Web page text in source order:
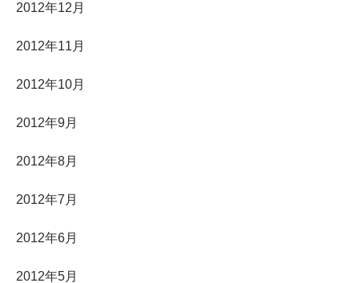
2012年12月
2012年11月
2012年10月
2012年9月
2012年8月
2012年7月
2012年6月
2012年5月